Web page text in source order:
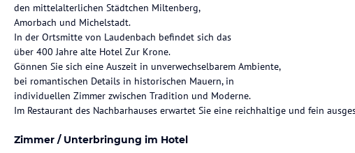
den mittelalterlichen Städtchen Miltenberg,
Amorbach und Michelstadt.
In der Ortsmitte von Laudenbach befindet sich das
über 400 Jahre alte Hotel Zur Krone.
Gönnen Sie sich eine Auszeit in unverwechselbarem Ambiente,
bei romantischen Details in historischen Mauern, in
individuellen Zimmer zwischen Tradition und Moderne.
Im Restaurant des Nachbarhauses erwartet Sie eine reichhaltige und fein
Zimmer / Unterbringung im Hotel